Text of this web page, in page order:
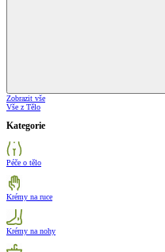
Zobrazit vše
Vše z Tělo
Kategorie
Péče o tělo
Krémy na ruce
Krémy na nohy